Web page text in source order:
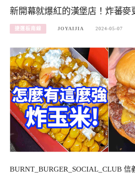
新開幕就爆紅的漢堡店！炸蕃麥
捷運板南線 JOYAIJIA 2024-05-07
BURNT_BURGER_SOCIAL_CLUB 信